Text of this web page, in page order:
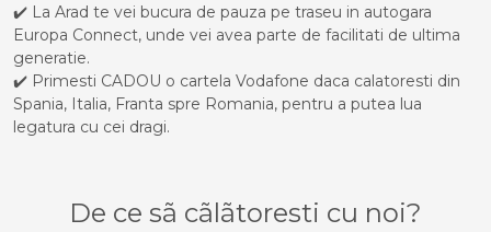
✔️ La Arad te vei bucura de pauza pe traseu in autogara
Europa Connect, unde vei avea parte de facilitati de ultima
generatie.
✔️ Primesti CADOU o cartela Vodafone daca calatoresti din
Spania, Italia, Franta spre Romania, pentru a putea lua
legatura cu cei dragi.
De ce sã cãlãtoresti cu noi?